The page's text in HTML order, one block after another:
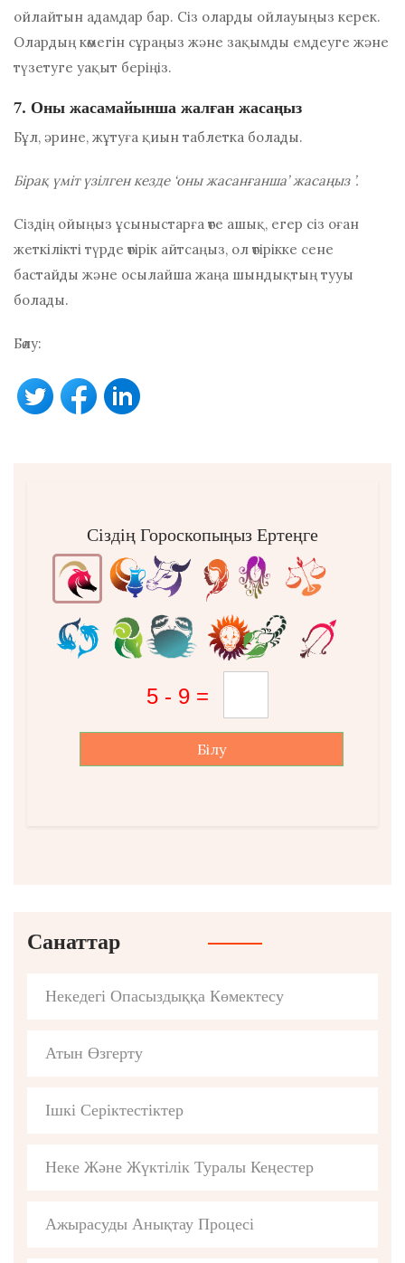
ойлайтын адамдар бар. Сіз оларды ойлауыңыз керек.
Олардың көмегін сұраңыз және зақымды емдеуге және
түзетуге уақыт беріңіз.
7. Оны жасамайынша жалған жасаңыз
Бұл, әрине, жұтуға қиын таблетка болады.
Бірақ үміт үзілген кезде ‘оны жасанғанша’ жасаңыз ’.
Сіздің ойыңыз ұсыныстарға өте ашық, егер сіз оған
жеткілікті түрде өтірік айтсаңыз, ол өтірікке сене
бастайды және осылайша жаңа шындықтың тууы
болады.
Бөлу:
Сіздің Гороскопыңыз Ертеңге
Білу
Санаттар
Некедегі Опасыздыққа Көмектесу
Атын Өзгерту
Ішкі Серіктестіктер
Неке Және Жүктілік Туралы Кеңестер
Ажырасуды Анықтау Процесі